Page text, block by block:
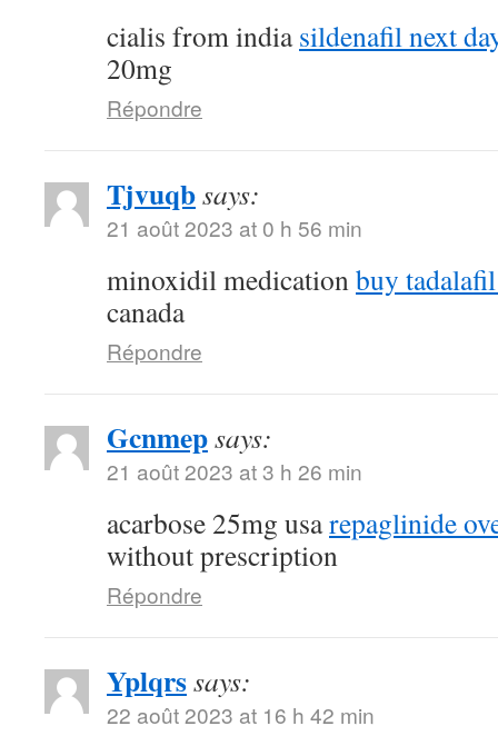
cialis from indiasildenafil next
20mg
Répondre
Tjvuqbsays:
21 août 2023 at 0 h 56 min
minoxidil medicationbuy
canada
Répondre
Gcnmepsays:
21 août 2023 at 3 h 26 min
acarbose 25mg usarepaglinide
without prescription
Répondre
Yplqrssays:
22 août 2023 at 16 h 42 min